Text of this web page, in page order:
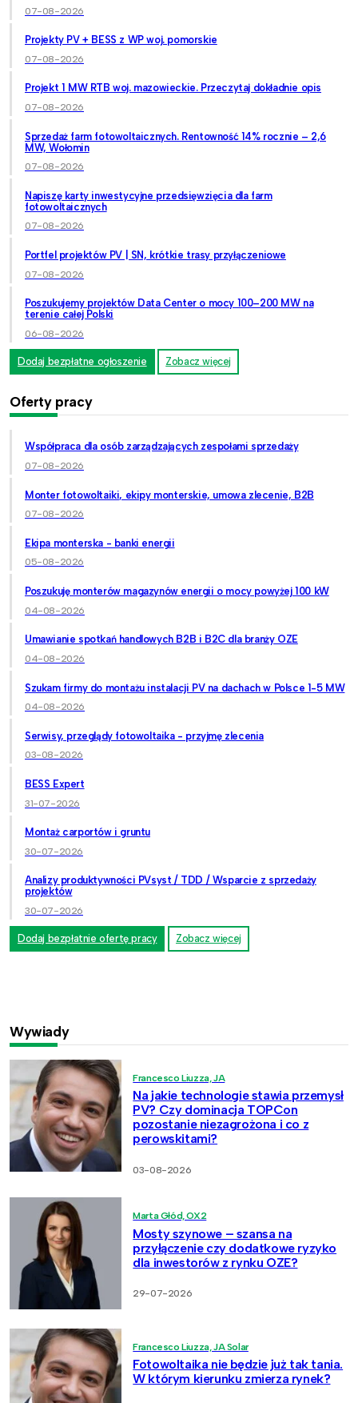
07-08-2026
Projekty PV + BESS z WP woj. pomorskie
07-08-2026
Projekt 1 MW RTB woj. mazowieckie. Przeczytaj dokładnie opis
07-08-2026
Sprzedaż farm fotowoltaicznych. Rentowność 14% rocznie – 2,6
MW, Wołomin
07-08-2026
Napiszę karty inwestycyjne przedsięwzięcia dla farm
fotowoltaicznych
07-08-2026
Portfel projektów PV | SN, krótkie trasy przyłączeniowe
07-08-2026
Poszukujemy projektów Data Center o mocy 100–200 MW na
terenie całej Polski
06-08-2026
Dodaj bezpłatne ogłoszenie Zobacz więcej
Oferty pracy
Współpraca dla osób zarządzających zespołami sprzedaży
07-08-2026
Monter fotowoltaiki, ekipy monterskie, umowa zlecenie, B2B
07-08-2026
Ekipa monterska - banki energii
05-08-2026
Poszukuję monterów magazynów energii o mocy powyżej 100 kW
04-08-2026
Umawianie spotkań handlowych B2B i B2C dla branży OZE
04-08-2026
Szukam firmy do montażu instalacji PV na dachach w Polsce 1-5 MW
04-08-2026
Serwisy, przeglądy fotowoltaika - przyjmę zlecenia
03-08-2026
BESS Expert
31-07-2026
Montaż carportów i gruntu
30-07-2026
Analizy produktywności PVsyst / TDD / Wsparcie z sprzedaży
projektów
30-07-2026
Dodaj bezpłatnie ofertę pracy Zobacz więcej
Wywiady
Francesco Liuzza, JA
Na jakie technologie stawia przemysł
PV? Czy dominacja TOPCon
pozostanie niezagrożona i co z
perowskitami?
03-08-2026
Marta Głód, OX2
Mosty szynowe – szansa na
przyłączenie czy dodatkowe ryzyko
dla inwestorów z rynku OZE?
29-07-2026
Francesco Liuzza, JA Solar
Fotowoltaika nie będzie już tak tania.
W którym kierunku zmierza rynek?